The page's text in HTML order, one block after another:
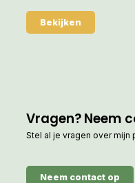
Bekijken
Vragen? Neem
Stel al je vragen over mijn
Neem contact op